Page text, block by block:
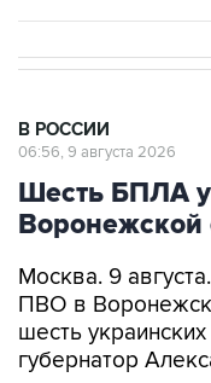
В РОССИИ
06:56, 9 августа 2026
Шесть БПЛА
Воронежской
Москва. 9
ПВО в
шесть
губернатор